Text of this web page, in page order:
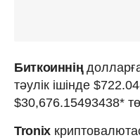
Биткоиннің
тәулік ішінде
$30,676.15493438*
Tronix